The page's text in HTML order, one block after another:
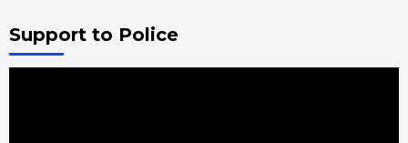
Support to Police